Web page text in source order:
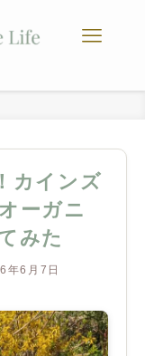
カインズ
ーガニ
みた
年6月7日